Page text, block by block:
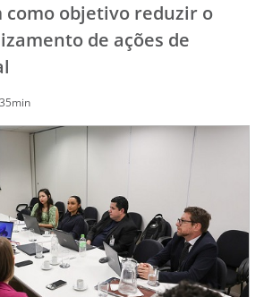
como objetivo reduzir o
de ações de